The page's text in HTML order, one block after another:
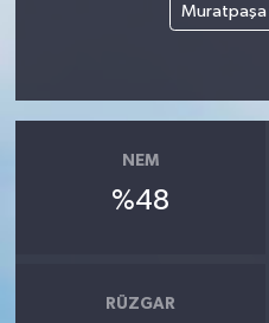
Muratpaşa
NEM
%48
RÜZGAR